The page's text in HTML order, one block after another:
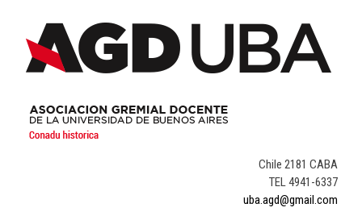
content
Chile 2181 CABA
TEL 4941-6337
uba.agd@gmail.com